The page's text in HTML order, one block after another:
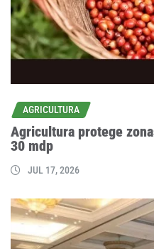
AGRICULTURA
Agricultura protege
30 mdp
JUL 17, 2026